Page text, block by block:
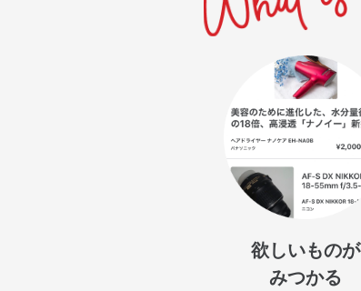
欲しいものが
みつかる